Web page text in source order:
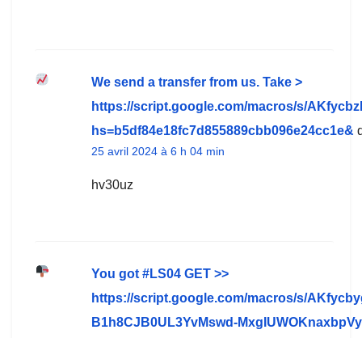
We send a transfer from us. Take >
https://script.google.com/macros/s/
hs=b5df84e18fc7d855889cbb096e24cc1e&
25 avril 2024 à 6 h 04 min
hv30uz
You got #LS04 GЕТ >>
https://script.google.com/macros/s/
B1h8CJB0UL3YvMswd-